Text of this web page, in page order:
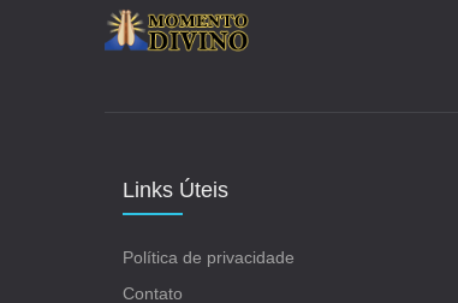
Links Úteis
Política de privacidade
Contato